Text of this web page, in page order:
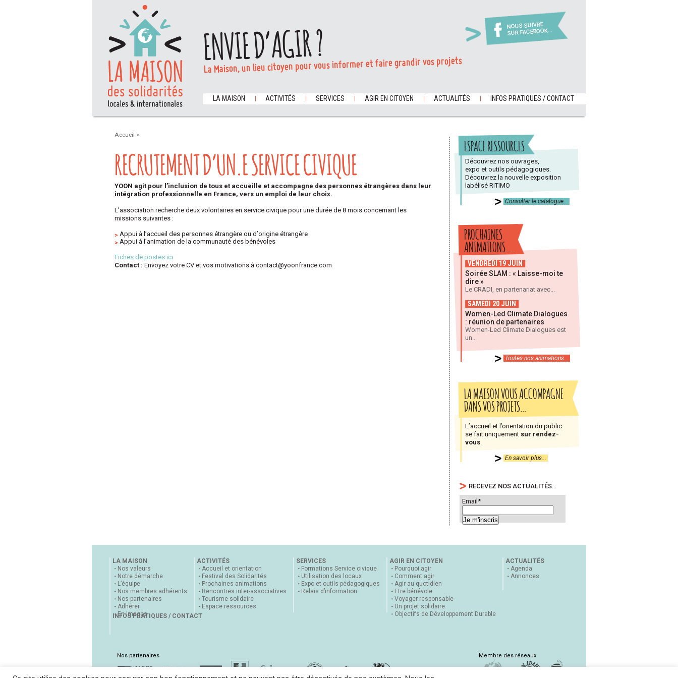
NOUS SUIVRE
SUR FACEBOOK...
ENVIE D’AGIR ?
La Maison, un lieu citoyen pour vous informer et faire grandir vos projets
LA MAISON ACTIVITÉS SERVICES AGIR EN CITOYEN ACTUALITÉS INFOS PRATIQUES / CONTACT
Accueil >
RECRUTEMENT D’UN.E SERVICE CIVIQUE
YOON agit pour l’inclusion de tous et accueille et accompagne des personnes étrangères dans leur
intégration professionnelle en France, vers un emploi de leur choix.
L’association recherche deux volontaires en service civique pour une durée de 8 mois concernant les
missions suivantes :
Appui à l ’accueil des personnes étrangère ou d’origine étrangère
Appui à l’animation de la communauté des bénévoles
Fiches de postes ici
Contact : Envoyez votre CV et vos motivations à contact@yoonfrance.com
ESPACE RESSOURCES
Découvrez nos ouvrages,
expo et outils pédagogiques.
Découvrez la nouvelle exposition
labélisé RITIMO
Consulter le catalogue...
PROCHAINES
ANIMATIONS...
VENDREDI 19 JUIN
Soirée SLAM : « Laisse-moi te
dire »
Le CRADI, en partenariat avec...
SAMEDI 20 JUIN
Women-Led Climate Dialogues
: réunion de partenaires
Women-Led Climate Dialogues est
un...
Toutes nos animations...
LA MAISON VOUS ACCOMPAGNE
DANS VOS PROJETS…
L’accueil et l’orientation du public
se fait uniquement sur rendez-
vous
En savoir plus...
RECEVEZ NOS ACTUALITÉS…
Email*
LA MAISON
Nos valeurs
Notre démarche
L’équipe
Nos membres adhérents
Nos partenaires
Adhérer
En images
ACTIVITÉS
Accueil et orientation
Festival des Solidarités
Prochaines animations
Rencontres inter-associatives
Tourisme solidaire
Espace ressources
SERVICES
Formations Service civique
Utilisation des locaux
Expo et outils pédagogiques
Relais d’information
AGIR EN CITOYEN
Pourquoi agir
Comment agir
Agir au quotidien
Etre bénévole
Voyager responsable
Un projet solidaire
Objectifs de Développement Durable
ACTUALITÉS
Agenda
Annonces
INFOS PRATIQUES / CONTACT
Nos partenaires Membre des réseaux